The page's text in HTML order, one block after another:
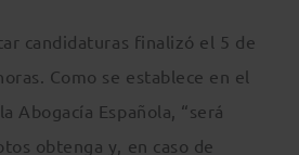
candidaturas finalizó el 5 de
Como se establece en el
Abogacía Española, “será
obtenga y, en caso de